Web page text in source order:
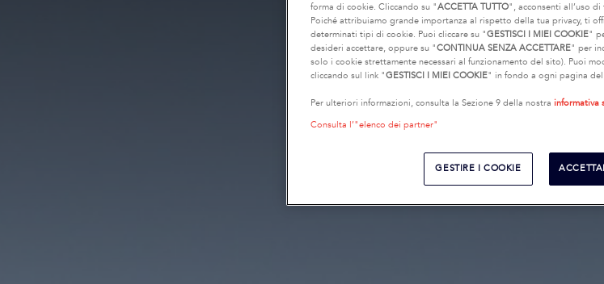
forma di cookie. Cliccando su "ACCETTA TUTTO", acconsenti all’uso
Poiché attribuiamo grande importanza al rispetto della tua privacy, ti
determinati tipi di cookie. Puoi cliccare su "GESTISCI I MIEI COOKIE"
desideri accettare, oppure su "CONTINUA SENZA ACCETTARE" per
solo i cookie strettamente necessari al funzionamento del sito). Puoi
cliccando sul link "GESTISCI I MIEI COOKIE" in fondo a ogni pagina
Per ulteriori informazioni, consulta la Sezione 9 della nostra informativa
Consulta l’"elenco dei partner"
GESTIRE I COOKIE